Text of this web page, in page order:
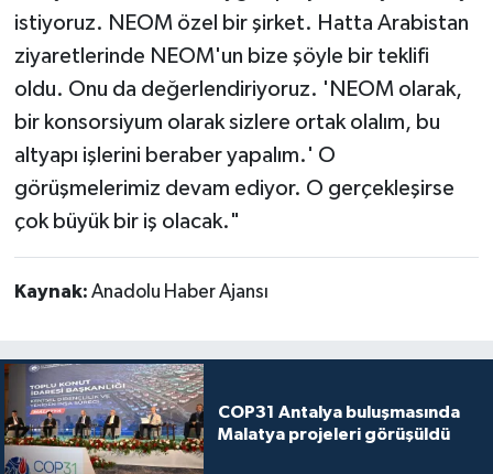
istiyoruz. NEOM özel bir şirket. Hatta Arabistan
ziyaretlerinde NEOM'un bize şöyle bir teklifi
oldu. Onu da değerlendiriyoruz. 'NEOM olarak,
bir konsorsiyum olarak sizlere ortak olalım, bu
altyapı işlerini beraber yapalım.' O
görüşmelerimiz devam ediyor. O gerçekleşirse
çok büyük bir iş olacak."
Kaynak: Anadolu Haber Ajansı
COP31 Antalya buluşmasında
Malatya projeleri görüşüldü